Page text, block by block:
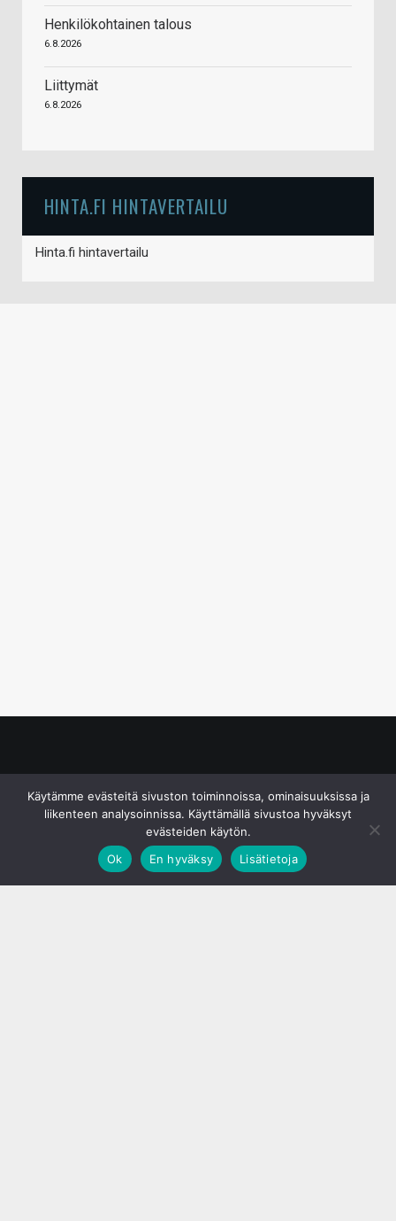
Henkilökohtainen talous
6.8.2026
Liittymät
6.8.2026
HINTA.FI HINTAVERTAILU
Hinta.fi hintavertailu
Käytämme evästeitä sivuston toiminnoissa, ominaisuuksissa ja
liikenteen analysoinnissa. Käyttämällä sivustoa hyväksyt
evästeiden käytön.
Ok
En hyväksy Lisätietoja